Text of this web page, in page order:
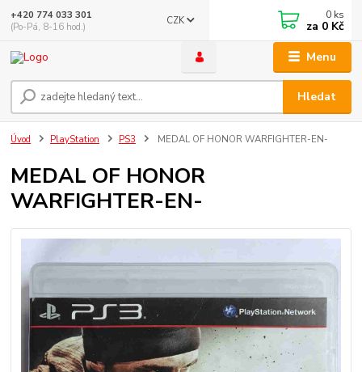
Menu
CZK
Hledat
+420 774 033 301
(Po-Pá, 8-16 hod.)
0 ks
za 0 Kč
Úvod PlayStation PS3 MEDAL OF HONOR WARFIGHTER-EN-
MEDAL OF HONOR
WARFIGHTER-EN-